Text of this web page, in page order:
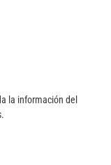
la información del